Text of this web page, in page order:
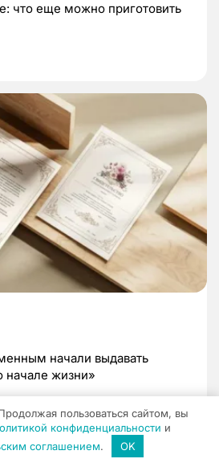
что еще можно приготовить
начали выдавать
начале жизни»
пользоваться сайтом, вы
конфиденциальности и
соглашением. OK